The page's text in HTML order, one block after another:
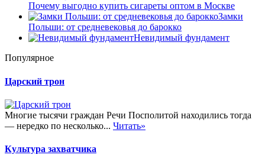
Почему выгодно купить сигареты оптом в Москве
Замки
Польши: от средневековья до барокко
Невидимый фундамент
Популярное
Царский трон
Многие тысячи граждан Речи Посполитой находились тогда
— нередко по несколько... Читать»
Культура захватчика